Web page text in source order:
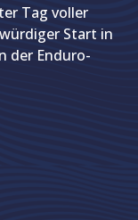
Tag voller
Start in
der Enduro-